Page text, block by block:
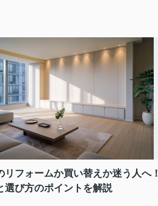
リフォームか買い替えか迷う人へ！
選び方のポイントを解説